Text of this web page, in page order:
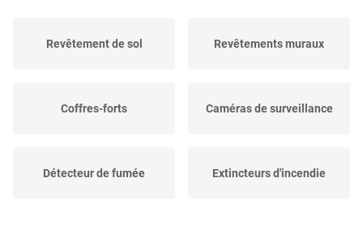
Revêtement de sol Revêtements muraux
Coffres-forts Caméras de surveillance
Détecteur de fumée Extincteurs d'incendie